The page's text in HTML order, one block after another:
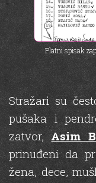
Platni spisak
Stražari su
pušaka i
zatvor,Asim
prinuđeni da
žena, dece,